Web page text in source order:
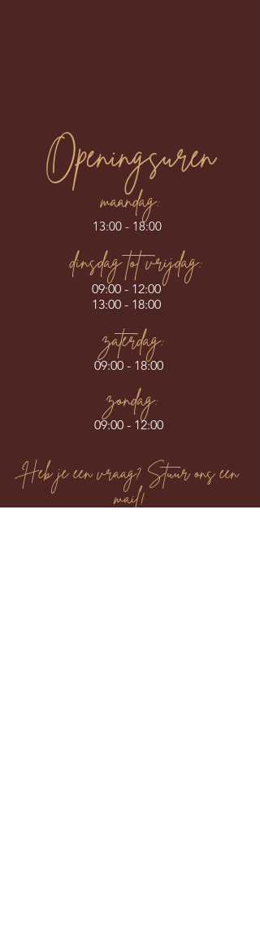
Openingsuren
maandag:
13:00 - 18:00
dinsdag tot vrijdag:
09:00 - 12:00
13:00 - 18:00
zaterdag:
09:00 - 18:00
zondag:
09:00 - 12:00
Heb je een vraag? Stuur ons een
mail!